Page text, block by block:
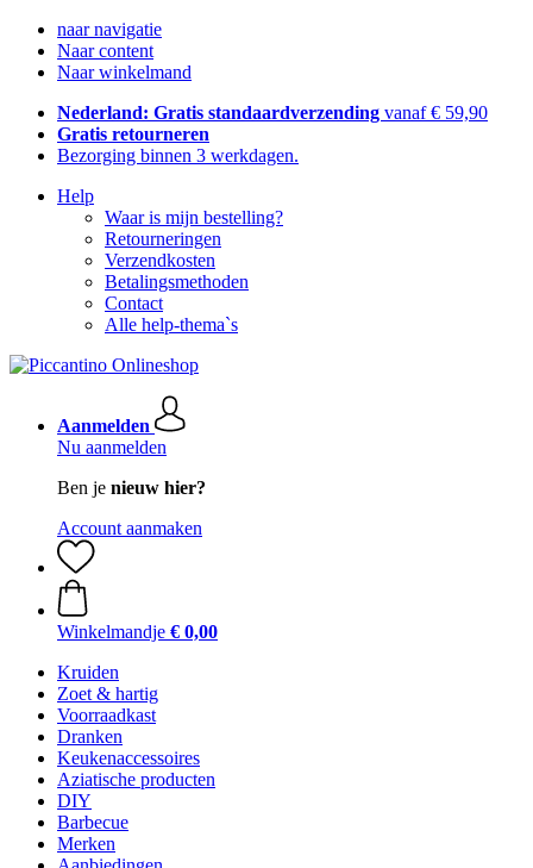
naar navigatie
Naar content
Naar winkelmand
Nederland: Gratis standaardverzending vanaf € 59,90
Gratis retourneren
Bezorging binnen 3 werkdagen.
Help
Waar is mijn bestelling?
Retourneringen
Verzendkosten
Betalingsmethoden
Contact
Alle help-thema`s
Aanmelden
Nu aanmelden
Ben je nieuw hier?
Account aanmaken
Winkelmandje € 0,00
Kruiden
Zoet & hartig
Voorraadkast
Dranken
Keukenaccessoires
Aziatische producten
DIY
Barbecue
Merken